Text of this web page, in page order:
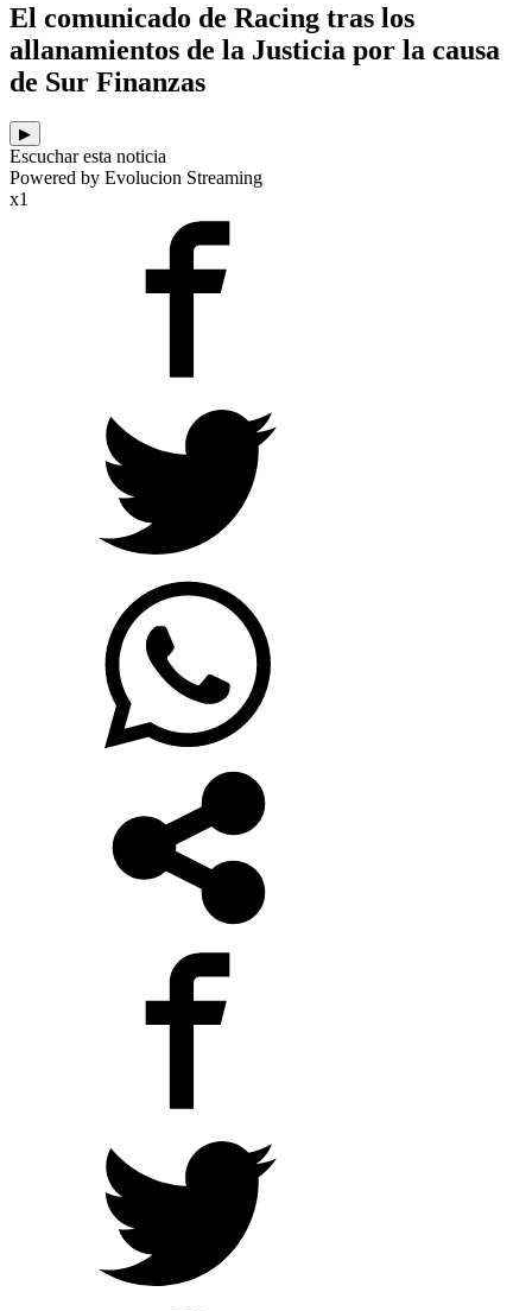
El comunicado de Racing tras los
allanamientos de la Justicia por la causa
de Sur Finanzas
▶
Escuchar esta noticia
Powered by Evolucion Streaming
x1